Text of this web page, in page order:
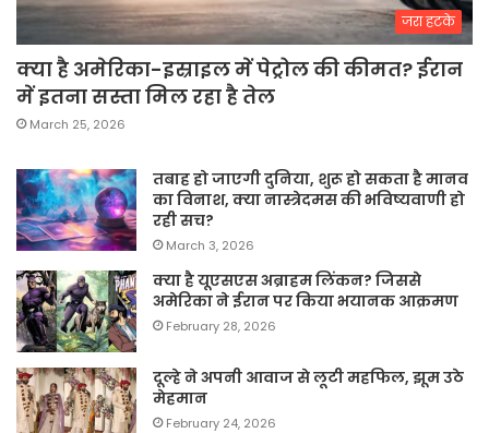
जरा हटके
क्या है अमेरिका-इस्राइल में पेट्रोल की कीमत? ईरान
में इतना सस्ता मिल रहा है तेल
March 25, 2026
तबाह हो जाएगी दुनिया, शुरू हो सकता है मानव
का विनाश, क्या नास्त्रेदमस की भविष्यवाणी हो
रही सच?
March 3, 2026
क्या है यूएसएस अब्राहम लिंकन? जिससे
अमेरिका ने ईरान पर किया भयानक आक्रमण
February 28, 2026
दूल्हे ने अपनी आवाज से लूटी महफिल, झूम उठे
मेहमान
February 24, 2026